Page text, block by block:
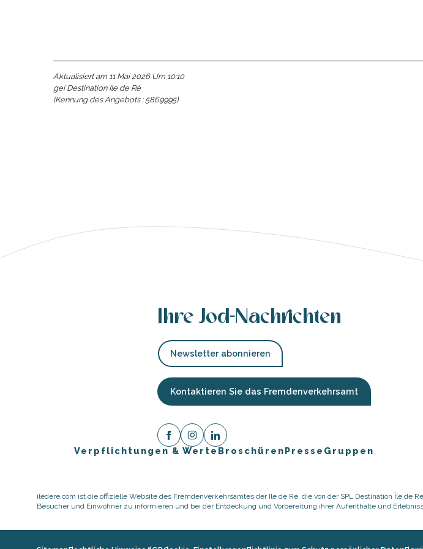
Aktualisiert am 11 Mai 2026 Um 10:10
gei Destination Ile de Ré
(Kennung des Angebots : 5869995)
Ihre Jod-Nachrichten
Newsletter abonnieren
Kontaktieren Sie das Fremdenverkehrsamt
Verpflichtungen & Werte BroschürenPresse Gruppen
iledere.com ist die offizielle Website des Fremdenverkehrsamtes der Ile de Ré, die von der SPL Destination Île de
Besucher und Einwohner zu informieren und bei der Entdeckung und Vorbereitung ihrer Aufenthalte und